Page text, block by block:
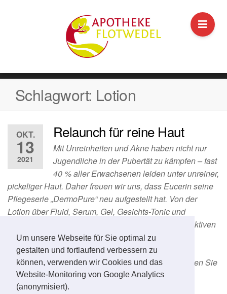
Um unsere Webseite für Sie optimal zu
gestalten und fortlaufend verbessern zu
können, verwenden wir Cookies und das
Website-Monitoring von Google Analytics
(anonymisiert).
Schlagwort: Lotion
OKT.
13
2021
Relaunch für reine Haut
Mit Unreinheiten und Akne haben nicht nur
Jugendliche in der Pubertät zu kämpfen – fast
40 % aller Erwachsenen leiden unter unreiner,
pickeliger Haut. Daher freuen wir uns, dass Eucerin seine
Pflegeserie „DermoPure“ neu aufgestellt hat. Von der
Lotion über Fluid, Serum, Gel, Gesichts-Tonic und
Abdeckstift – die Serie bietet alles, was man zur effektiven
Hautpflege bei Pickeln und Unreinheiten braucht.
Dermatologische Studien belegen die sehr gute
Hautverträglichkeit und Pflegewirksamkeit. Wir beraten Sie
gerne, welche Pflegeoptionen für Sie und Ihre Haut
geeignet sind.